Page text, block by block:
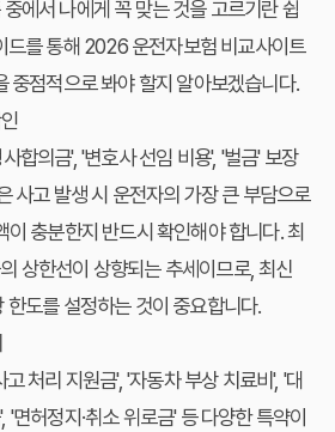
에서 나에게 꼭 맞는 것을 고르기란 쉽
드를 통해 2026 운전자보험 비교사이트
중점적으로 봐야 할지 알아보겠습니다.
합의금', '변호사 선임 비용', '벌금' 보장
사고 발생 시 운전자의 가장 큰 부담으로
충분한지 반드시 확인해야 합니다. 최
상한선이 상향되는 추세이므로, 최신
한도를 설정하는 것이 중요합니다.
처리 지원금', '자동차 부상 치료비', '대
'면허정지·취소 위로금' 등 다양한 특약이